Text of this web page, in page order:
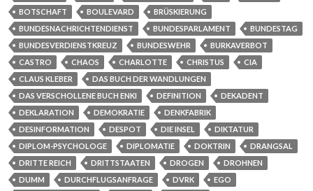
BOTSCHAFT
BOULEVARD
BRÜSKIERUNG
BUNDESNACHRICHTENDIENST
BUNDESPARLAMENT
BUNDESTAG
BUNDESVERDIENSTKREUZ
BUNDESWEHR
BURKAVERBOT
CASTRO
CHAOS CHARLOTTE CHRISTUS
CIA
CLAUS KLEBER
DAS BUCH DER WANDLUNGEN
DAS VERSCHOLLENE BUCH ENKI
DEFINITION
DEKADENT
DEKLARATION
DEMOKRATIE
DENKFABRIK
DESINFORMATION
DESPOT DIE INSEL
DIKTATUR
DIPLOM-PSYCHOLOGE
DIPLOMATIE DOKTRIN
DRANGSAL
DRITTE REICH
DRITTSTAATEN DROGEN
DROHNEN
DUMM
DURCHFLUGSANFRAGE DVRK
EGO